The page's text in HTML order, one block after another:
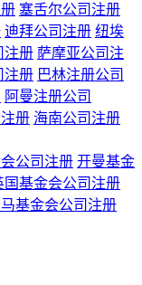
塞舌尔公司注册
迪拜公司注册 纽埃
注册 萨摩亚公司注
注册 巴林注册公司
阿曼注册公司
册 海南公司注册
公司注册 开曼基金
国基金会公司注册
马基金会公司注册